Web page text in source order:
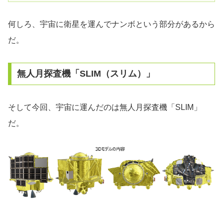
何しろ、宇宙に衛星を運んでナンボという部分があるから
だ。
無人月探査機「SLIM（スリム）」
そして今回、宇宙に運んだのは無人月探査機「SLIM」
だ。